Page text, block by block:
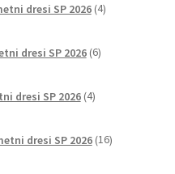
dresi SP 2026 4izdelki
dresi SP 2026 6izdelkov
dresi SP 2026 4izdelki
dresi SP 2026 16izdelkov